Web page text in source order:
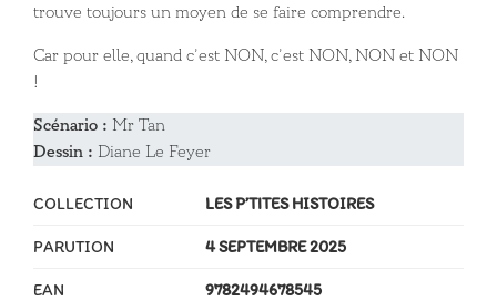
trouve toujours un moyen de se faire comprendre.
Car pour elle, quand c’est NON, c’est NON, NON et NON
!
Scénario : Mr Tan
Dessin : Diane Le Feyer
COLLECTION LES P’TITES HISTOIRES
PARUTION 4 SEPTEMBRE 2025
EAN 9782494678545